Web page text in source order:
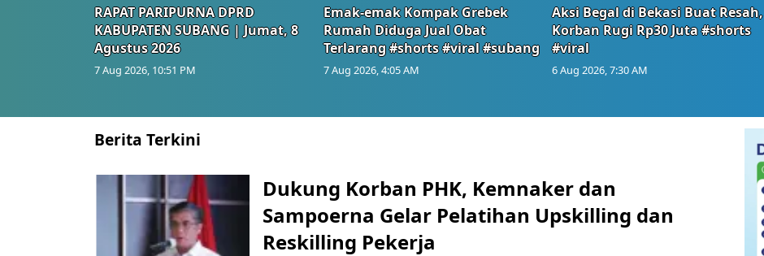
RAPAT PARIPURNA DPRD
KABUPATEN SUBANG | Jumat, 8
Agustus 2026
7 Aug 2026, 10:51 PM
Emak-emak Kompak Grebek
Rumah Diduga Jual Obat
Terlarang #shorts #viral #subang
7 Aug 2026, 4:05 AM
Aksi Begal di Bekasi Buat Resah,
Korban Rugi Rp30 Juta #shorts
#viral
6 Aug 2026, 7:30 AM
Berita Terkini
Dukung Korban PHK, Kemnaker dan
Sampoerna Gelar Pelatihan Upskilling dan
Reskilling Pekerja